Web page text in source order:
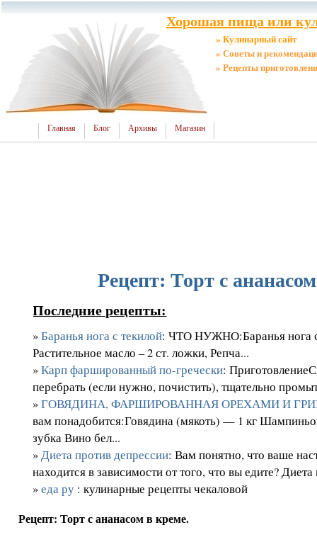
Хорошая пища или
» Кулинарный сайт
» Советы и
» Рецепты
Главная Блог Архивы Магазин
Рецепт: Торт с
Последние рецепты:
»Баранья нога с текилой: ЧТО НУЖНО:Баранья нога с
Растительное масло – 2 ст. ложки, Репча...
»Карп фаршированный по-гречески:
перебрать (если нужно, почистить), тщательно
»ГОВЯДИНА, ФАРШИРОВАННАЯ ОРЕХАМИ И
вам понадобится:Говядина (мякоть) — 1 кг
зубка Вино бел...
»Диета против депрессии: Вам понятно, что ваше
находится в зависимости от того, что вы едите?
»еда ру : кулинарные рецепты чекаловой
Рецепт: Торт с ананасом в креме.